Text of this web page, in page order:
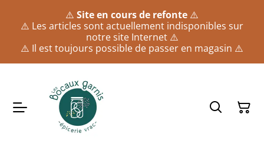
⚠️ Site en cours de refonte ⚠️
⚠️ Les articles sont actuellement indisponibles sur
notre site Internet ⚠️
⚠️ Il est toujours possible de passer en magasin ⚠️